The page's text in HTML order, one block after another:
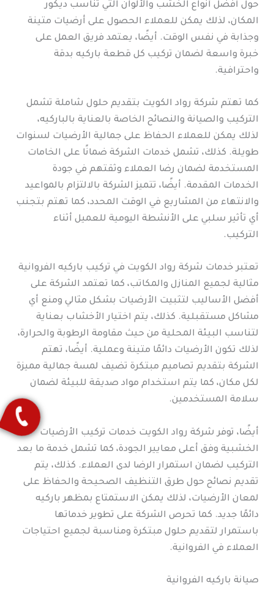
حول أفضل أنواع الخشب والألوان التي تناسب ديكور
المكان، لذلك يمكن للعملاء الحصول على أرضيات متينة
وجذابة في نفس الوقت. أيضًا، يعتمد فريق العمل على
خبرة واسعة لضمان تركيب كل قطعة باركيه بدقة
واحترافية.
كما تهتم شركة رواد الكويت بتقديم حلول شاملة تشمل
التركيب والصيانة والنصائح الخاصة بالعناية بالباركيه،
لذلك يمكن للعملاء الحفاظ على جمالية الأرضيات لسنوات
طويلة. كذلك، تشمل خدمات الشركة ضمانًا على الخامات
المستخدمة لضمان رضا العملاء وثقتهم في جودة
الخدمات المقدمة. أيضًا، تتميز الشركة بالالتزام بالمواعيد
والانتهاء من المشاريع في الوقت المحدد، كما تهتم بتجنب
أي تأثير سلبي على الأنشطة اليومية للعميل أثناء
التركيب.
تعتبر خدمات شركة رواد الكويت في تركيب باركيه الفروانية
مثالية لجميع المنازل والمكاتب، كما تعتمد الشركة على
أفضل الأساليب لتثبيت الأرضيات بشكل مثالي ومنع أي
مشاكل مستقبلية. كذلك، يتم اختيار الأخشاب بعناية
لتناسب البيئة المحلية من حيث مقاومة الرطوبة والحرارة،
لذلك تكون الأرضيات دائمًا متينة وعملية. أيضًا، تهتم
الشركة بتقديم تصاميم مبتكرة تضيف لمسة جمالية مميزة
لكل مكان، كما يتم استخدام مواد صديقة للبيئة لضمان
سلامة المستخدمين.
أيضًا، توفر شركة رواد الكويت خدمات تركيب الأرضيات
الخشبية وفق أعلى معايير الجودة، كما تشمل خدمة ما بعد
التركيب لضمان استمرار الرضا لدى العملاء. كذلك، يتم
تقديم نصائح حول طرق التنظيف الصحيحة والحفاظ على
لمعان الأرضيات، لذلك يمكن الاستمتاع بمظهر باركيه
دائمًا جديد. كما تحرص الشركة على تطوير خدماتها
باستمرار لتقديم حلول مبتكرة ومناسبة لجميع احتياجات
العملاء في الفروانية.
صيانة باركيه الفروانية